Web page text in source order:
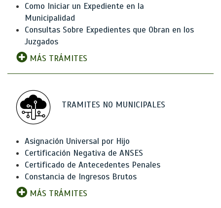
Como Iniciar un Expediente en la
Municipalidad
Consultas Sobre Expedientes que Obran en los
Juzgados
MÁS TRÁMITES
TRAMITES NO MUNICIPALES
Asignación Universal por Hijo
Certificación Negativa de ANSES
Certificado de Antecedentes Penales
Constancia de Ingresos Brutos
MÁS TRÁMITES